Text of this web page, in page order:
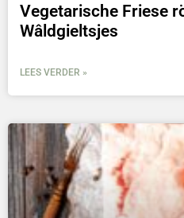
Vegetarische Friese
Wâldgieltsjes
LEES VERDER »